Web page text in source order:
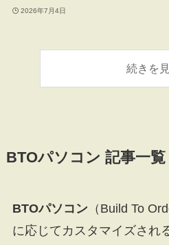
2026年7月4日
続きを
BTOパソコン 記事一覧
BTOパソコン （Build To
に応じてカスタマイズされ